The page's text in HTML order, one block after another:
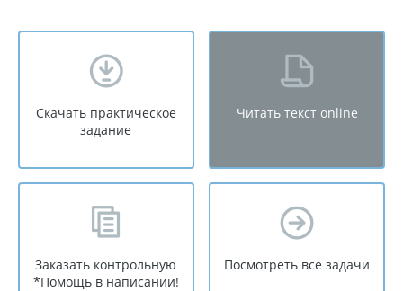
Скачать практическое
задание
Читать текст online
Заказать контрольную
*Помощь в написании!
Посмотреть все задачи